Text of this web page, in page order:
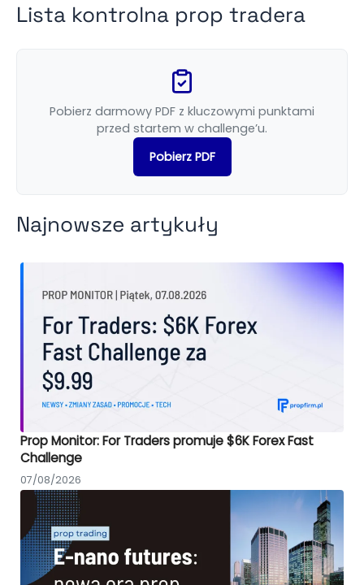
Lista kontrolna prop tradera
Pobierz darmowy PDF z kluczowymi punktami
przed startem w challenge’u.
Pobierz PDF
Najnowsze artykuły
Prop Monitor: For Traders promuje $6K Forex Fast
Challenge
07/08/2026